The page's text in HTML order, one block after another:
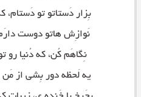
بِزار دَستاتو تو
نَوازِش هاتو دوست
نِگاهَم کُن، که دُنیا رو
یه لَحظه دور بِشی از